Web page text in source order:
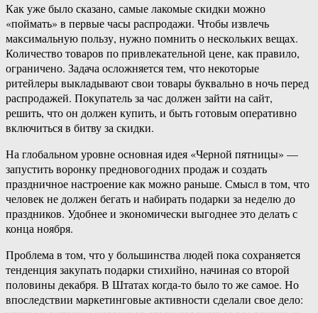
Как уже было сказано, самые лакомые скидки можно
«поймать» в первые часы распродажи. Чтобы извлечь
максимальную пользу, нужно помнить о нескольких вещах.
Количество товаров по привлекательной цене, как правило,
ограничено. Задача осложняется тем, что некоторые
ритейлеры выкладывают свои товары буквально в ночь перед
распродажей. Покупатель за час должен зайти на сайт,
решить, что он должен купить, и быть готовым оперативно
включиться в битву за скидки.
На глобальном уровне основная идея «Черной пятницы» —
запустить воронку предновогодних продаж и создать
праздничное настроение как можно раньше. Смысл в том, что
человек не должен бегать и набирать подарки за неделю до
праздников. Удобнее и экономически выгоднее это делать с
конца ноября.
Проблема в том, что у большинства людей пока сохраняется
тенденция закупать подарки стихийно, начиная со второй
половины декабря. В Штатах когда-то было то же самое. Но
впоследствии маркетинговые активности сделали свое дело: